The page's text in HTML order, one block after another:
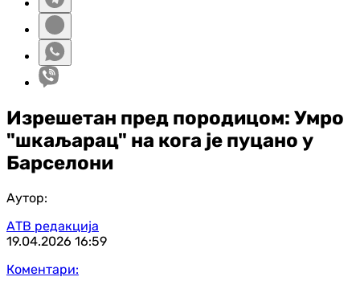
Изрешетан пред породицом: Умро
"шкаљарац" на кога је пуцано у
Барселони
Аутор:
АТВ редакција
19.04.2026 16:59
Коментари: